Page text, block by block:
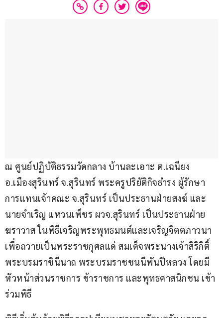
ณ ศูนย์ปฏิบัติธรรมวัดกลาง บ้านละเอาะ ต.เฉนียง
อ.เมืองสุรินทร์ จ.สุรินทร์ พระครูปริยัติกิจธำรง ผู้รักษา
การแทนเจ้าคณะ จ.สุรินทร์ เป็นประธานฝ่ายสงฆ์ และ
นายจำเริญ แหวนเพ็ชร ผวจ.สุรินทร์ เป็นประธานฝ่าย
ฆราวาส ในพิธีเจริญพระพุทธมนต์และเจริญจิตตภาวนา
เพื่อถวายเป็นพระราชกุศลแด่ สมเด็จพระนางเจ้าสิริกิติ์
พระบรมราชินีนาถ พระบรมราชชนนีพันปีหลวง โดยมี
หัวหน้าส่วนราชการ ข้าราชการ และพุทธศาสนิกชน เข้า
ร่วมพิธี